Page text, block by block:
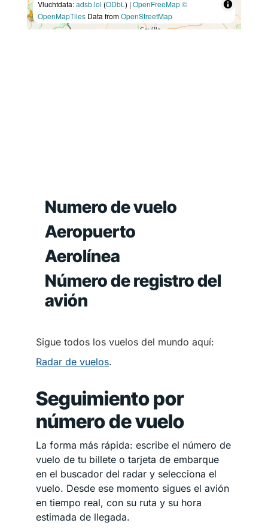
Vluchtdata:adsb.lol (ODbL ) | OpenFreeMap©
OpenMapTiles Data fromOpenStreetMap
Numero de vuelo
Aeropuerto
Aerolínea
Número de registro del
avión
Sigue todos los vuelos del mundo aquí:
Radar de vuelos.
Seguimiento por
número de vuelo
La forma más rápida: escribe el número de
vuelo de tu billete o tarjeta de embarque
en el buscador del radar y selecciona el
vuelo. Desde ese momento sigues el avión
en tiempo real, con su ruta y su hora
estimada de llegada.